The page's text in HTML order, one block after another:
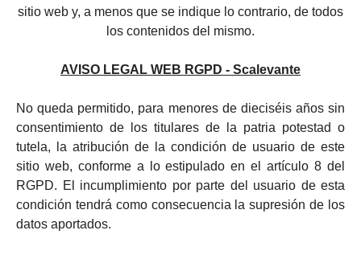
sitio web y, a menos que se indique lo contrario, de todos
los contenidos del mismo.
AVISO LEGAL WEB RGPD - Scalevante
No queda permitido, para menores de dieciséis años sin
consentimiento de los titulares de la patria potestad o
tutela, la atribución de la condición de usuario de este
sitio web, conforme a lo estipulado en el artículo 8 del
RGPD. El incumplimiento por parte del usuario de esta
condición tendrá como consecuencia la supresión de los
datos aportados.